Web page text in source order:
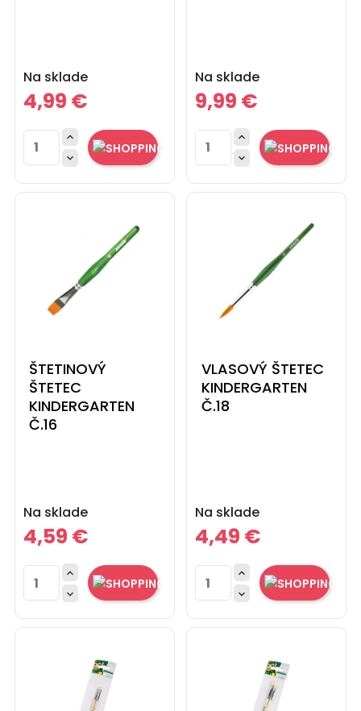
Na sklade
Cena
4,99 €


Na sklade
Cena
9,99 €


ŠTETINOVÝ
ŠTETEC
KINDERGARTEN
Č.16
Na sklade
Cena
4,59 €


VLASOVÝ ŠTETEC
KINDERGARTEN
Č.18
Na sklade
Cena
4,49 €

